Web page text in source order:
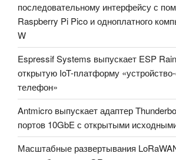
последовательному интерфейсу с
Raspberry Pi Pico и одноплатного
W
Espressif Systems выпускает ESP
открытую IoT-платформу
телефон»
Antmicro выпускает адаптер
портов 10GbE с открытыми
Масштабные развертывания